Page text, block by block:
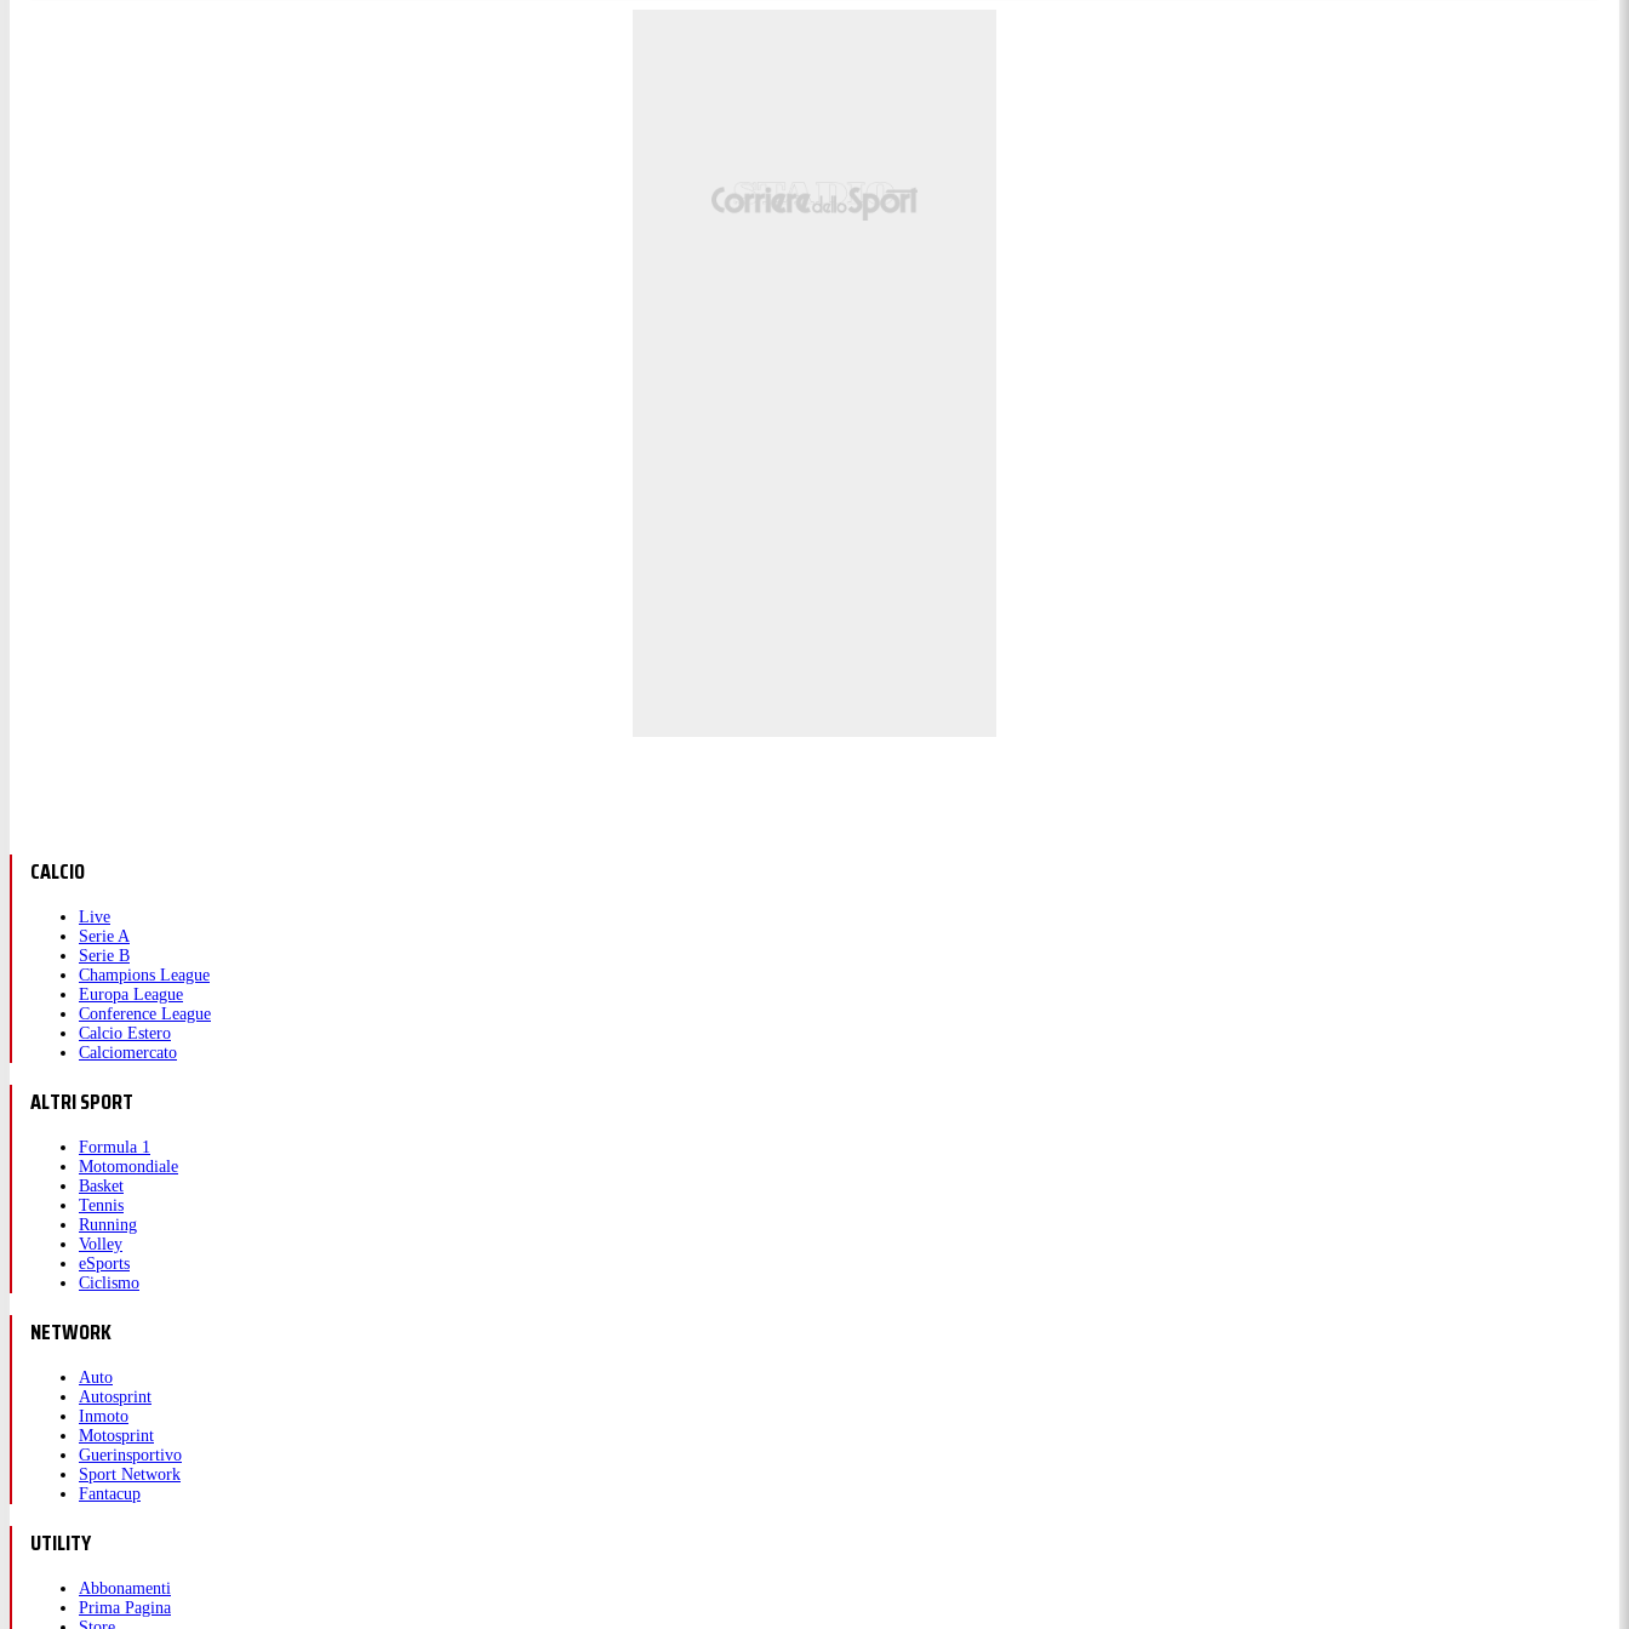
CALCIO
Live
Serie A
Serie B
Champions League
Europa League
Conference League
Calcio Estero
Calciomercato
ALTRI SPORT
Formula 1
Motomondiale
Basket
Tennis
Running
Volley
eSports
Ciclismo
NETWORK
Auto
Autosprint
Inmoto
Motosprint
Guerinsportivo
Sport Network
Fantacup
UTILITY
Abbonamenti
Prima Pagina